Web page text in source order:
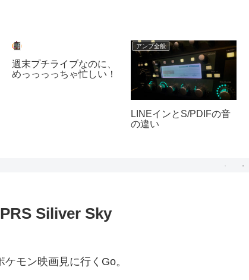
日記
週末プチライブなのに、
めっっっっちゃ忙しい！
アンプ全般
LINEインとS/PDIFの音
の違い
Siliver Sky
モン映画見に行くGo。